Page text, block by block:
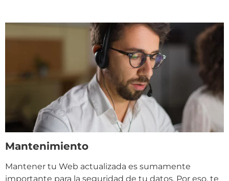
Mantenimiento
Mantener tu Web actualizada es sumamente
importante para la seguridad de tu datos. Por eso, te